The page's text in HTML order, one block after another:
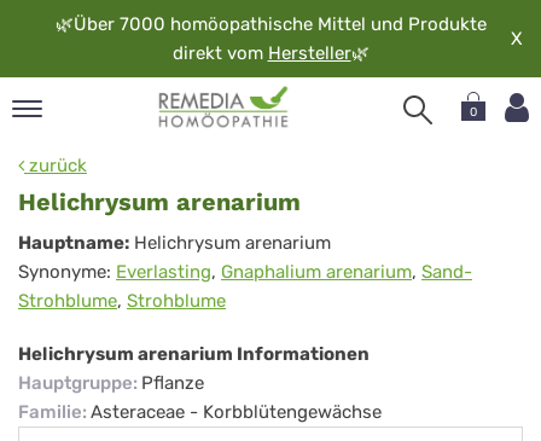
🌿Über 7000 homöopathische Mittel und Produkte
direkt vom Hersteller🌿
X
0
zurück
Helichrysum arenarium
Helichrysum
arenarium
Hauptname: Helichrysum arenarium
Synonyme: Everlasting, Gnaphalium arenarium, Sand-
Strohblume, Strohblume
Helichrysum arenarium Informationen
Hauptgruppe: Pflanze
Familie: Asteraceae - Korbblütengewächse